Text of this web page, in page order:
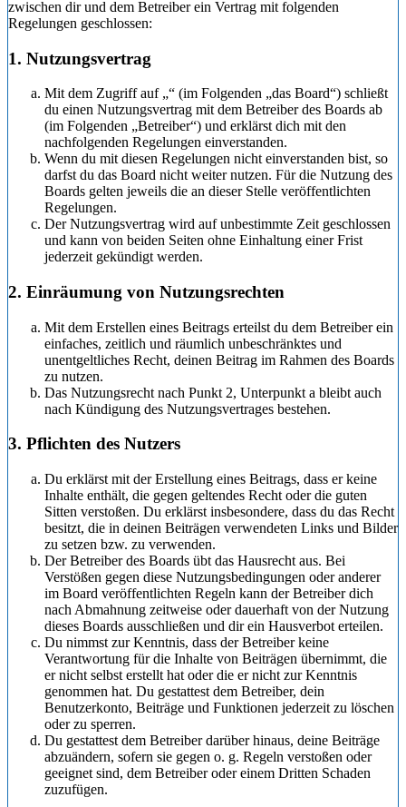
zwischen dir und dem Betreiber ein Vertrag mit folgenden
Regelungen geschlossen:
1. Nutzungsvertrag
Mit dem Zugriff auf „“ (im Folgenden „das Board“) schließt
du einen Nutzungsvertrag mit dem Betreiber des Boards ab
(im Folgenden „Betreiber“) und erklärst dich mit den
nachfolgenden Regelungen einverstanden.
Wenn du mit diesen Regelungen nicht einverstanden bist, so
darfst du das Board nicht weiter nutzen. Für die Nutzung des
Boards gelten jeweils die an dieser Stelle veröffentlichten
Regelungen.
Der Nutzungsvertrag wird auf unbestimmte Zeit geschlossen
und kann von beiden Seiten ohne Einhaltung einer Frist
jederzeit gekündigt werden.
2. Einräumung von Nutzungsrechten
Mit dem Erstellen eines Beitrags erteilst du dem Betreiber ein
einfaches, zeitlich und räumlich unbeschränktes und
unentgeltliches Recht, deinen Beitrag im Rahmen des Boards
zu nutzen.
Das Nutzungsrecht nach Punkt 2, Unterpunkt a bleibt auch
nach Kündigung des Nutzungsvertrages bestehen.
3. Pflichten des Nutzers
Du erklärst mit der Erstellung eines Beitrags, dass er keine
Inhalte enthält, die gegen geltendes Recht oder die guten
Sitten verstoßen. Du erklärst insbesondere, dass du das Recht
besitzt, die in deinen Beiträgen verwendeten Links und Bilder
zu setzen bzw. zu verwenden.
Der Betreiber des Boards übt das Hausrecht aus. Bei
Verstößen gegen diese Nutzungsbedingungen oder anderer
im Board veröffentlichten Regeln kann der Betreiber dich
nach Abmahnung zeitweise oder dauerhaft von der Nutzung
dieses Boards ausschließen und dir ein Hausverbot erteilen.
Du nimmst zur Kenntnis, dass der Betreiber keine
Verantwortung für die Inhalte von Beiträgen übernimmt, die
er nicht selbst erstellt hat oder die er nicht zur Kenntnis
genommen hat. Du gestattest dem Betreiber, dein
Benutzerkonto, Beiträge und Funktionen jederzeit zu löschen
oder zu sperren.
Du gestattest dem Betreiber darüber hinaus, deine Beiträge
abzuändern, sofern sie gegen o. g. Regeln verstoßen oder
geeignet sind, dem Betreiber oder einem Dritten Schaden
zuzufügen.